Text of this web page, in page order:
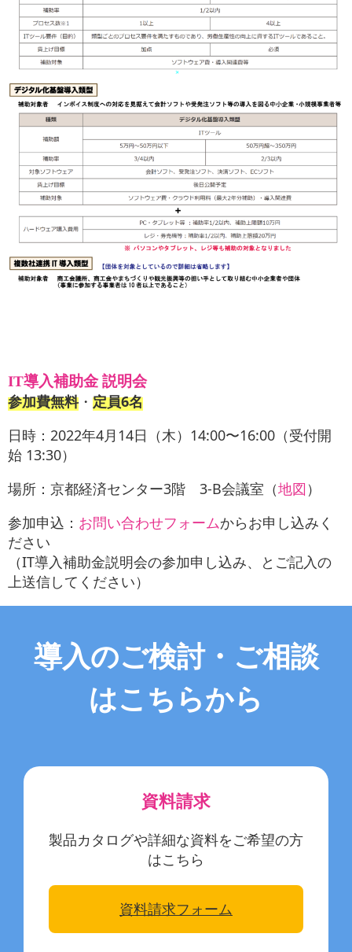
IT導入補助金 説明会
参加費無料・ 定員6名
日時：2022年4月14日（木）14:00〜16:00（受付開
始 13:30）
場所：京都経済センター3階 3-B会議室（地図 ）
参加申込： お問い合わせフォームからお申し込みく
ださい
（IT導入補助金説明会の参加申し込み、とご記入の
上送信してください）
導入のご検討・ご相談
はこちらから
資料請求
製品カタログや詳細な資料をご希望の方
はこちら
資料請求フォーム